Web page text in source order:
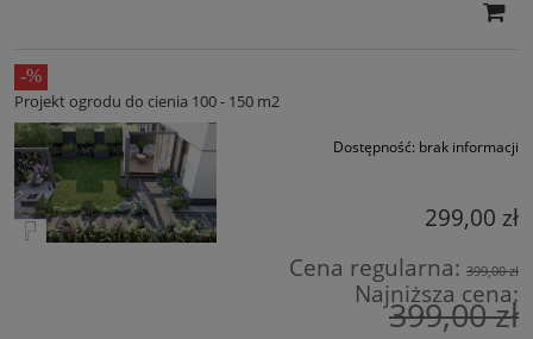
Projekt ogrodu do cienia 100 - 150 m2
Dostępność: brak informacji
299,00 zł
Cena regularna: 399,00 zł
Najniższa cena:
399,00 zł